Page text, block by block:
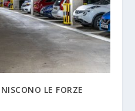
LE FORZE